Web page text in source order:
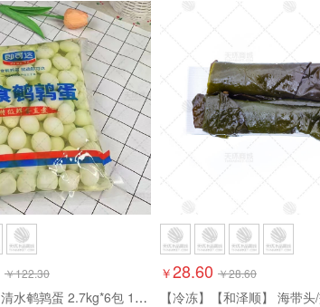
￥122.30
【即可达】清水鹌鹑蛋 2.7kg*6包 16.2kg
￥28.60 ￥28.60